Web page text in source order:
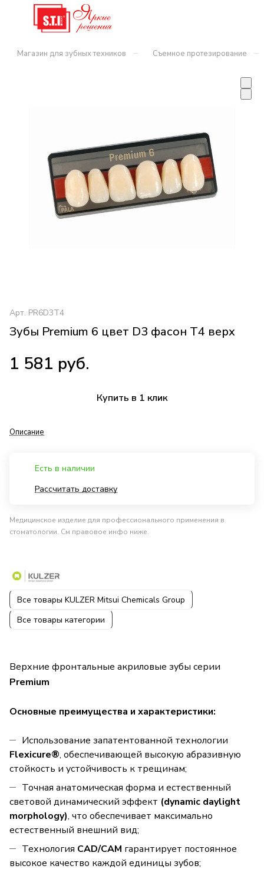
Магазин для зубных техников – Съемное протезирование –
Арт. PR6D3T4
Зубы Premium 6 цвет D3 фасон T4 верх
1 581 руб.
Купить в 1 клик
Описание
Есть в наличии
Рассчитать доставку
Медицинское изделие для профессионального применения в
стоматологии. См правовое инфо ниже.
Все товары KULZER Mitsui Chemicals Group
Все товары категории
Верхние фронтальные акриловые зубы серии
Premium
Основные преимущества и характеристики:
Использование запатентованной технологии
Flexicure®, обеспечивающей высокую абразивную
стойкость и устойчивость к трещинам;
Точная анатомическая форма и естественный
световой динамический эффект (dynamic daylight
morphology), что обеспечивает максимально
естественный внешний вид;
Технология CAD/CAM гарантирует постоянное
высокое качество каждой единицы зубов;